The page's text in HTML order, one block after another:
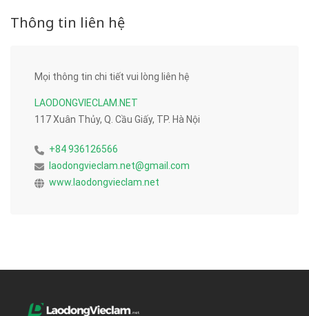
Thông tin liên hệ
Mọi thông tin chi tiết vui lòng liên hệ
LAODONGVIECLAM.NET
117 Xuân Thủy, Q. Cầu Giấy, TP. Hà Nội
+84 936126566
laodongvieclam.net@gmail.com
www.laodongvieclam.net